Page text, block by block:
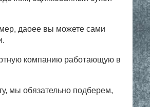
даоее вы можете сами
компанию работающую в
мы обязательно подберем,